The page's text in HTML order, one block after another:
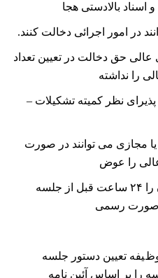
بالادستی هجا
در امور اجرائی دخالت کنند.
حق دخالت در تعیین تعداد
را نداشته
نظر کمیته تشکیلات –
مجازی می توانند در صورت
عالی را عوض
۲۴ساعت قبل از جلسه
صورت رسمی
ﺗﻌﻴﻴﻦ ﺩﺳﺘﻮﺭ ﺟﻠﺴﻪ
را بر اساس آئین نامه